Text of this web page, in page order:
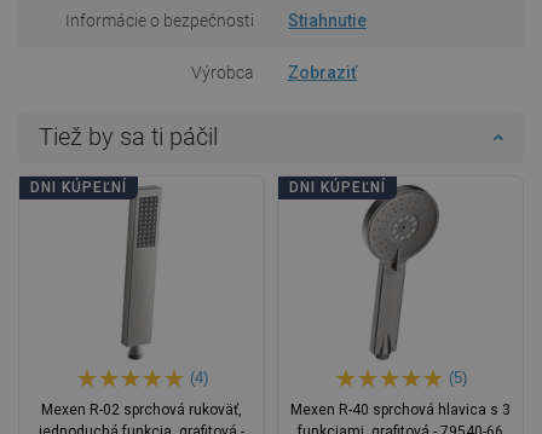
Informácie o bezpečnosti Stiahnutie
Výrobca Zobraziť
Tiež by sa ti páčil
DNI KÚPEĽNÍ
(4)
Mexen R-02 sprchová rukoväť,
DNI KÚPEĽNÍ
(5)
Mexen R-40 sprchová hlavica s 3